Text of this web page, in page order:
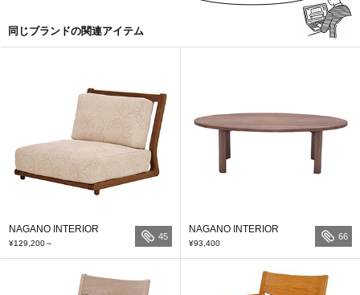
同じブランドの関連アイテム
NAGANO INTERIOR
¥129,200～
45
NAGANO INTERIOR
¥93,400
66